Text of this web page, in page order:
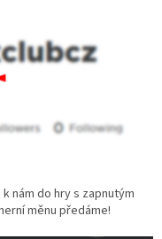
nám do hry s zapnutým
měnu předáme!